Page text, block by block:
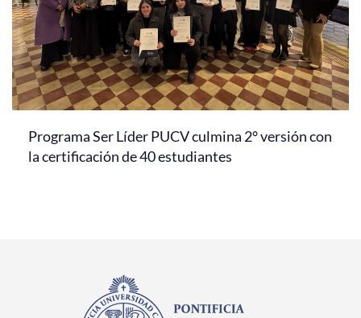
Programa Ser Líder PUCV culmina 2° versión con
la certificación de 40 estudiantes